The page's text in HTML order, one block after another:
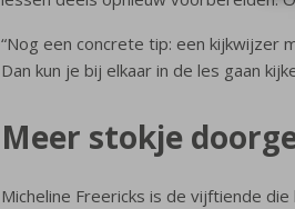
“Nog een concrete tip: een kijkwijzer
Dan kun je bij elkaar in de les gaan
Meer stokje
Micheline Freericks is de vijftiende